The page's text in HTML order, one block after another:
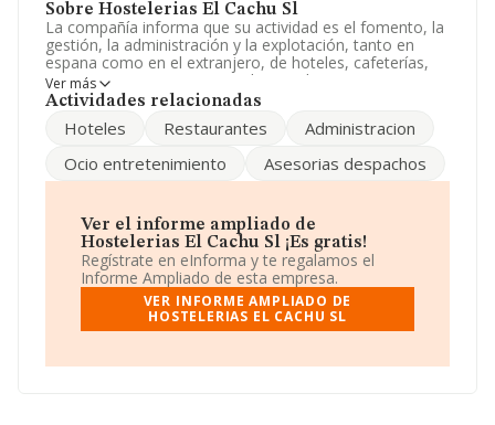
Sobre Hostelerias El Cachu Sl
La compañía informa que su actividad es el fomento, la
gestión, la administración y la explotación, tanto en
espana como en el extranjero, de hoteles, cafeterías,
restaurantes, campings y todo tipo de equipamientos
hoteleros y hosteleros pudiendo construir edi. La
Sociedad Limitada. Su actividad CNAE es '%cnae%' con
exportación.
al 2018 y atendiendo a los datos disponibles en
INFORMA, el número de empleados de la compañía ha
estado por debajo de la media de sector.
La empresaHostelerias El Cachu S.L, con número de
identificación fiscal B74045253, tiene domicilio fiscal en
Calle Tomas Crespo 'frigilis' núm. 13 - 14 Bajo 3,
Ver más
Actividades relacionadas
Hoteles Restaurantes
Administracion
Ocio entretenimiento
Asesorias despachos
Ver el informe ampliado de
Hostelerias El Cachu Sl ¡Es gratis!
Regístrate en eInforma y te regalamos el
Informe Ampliado de esta empresa.
VER INFORME AMPLIADO DE
HOSTELERIAS EL CACHU SL